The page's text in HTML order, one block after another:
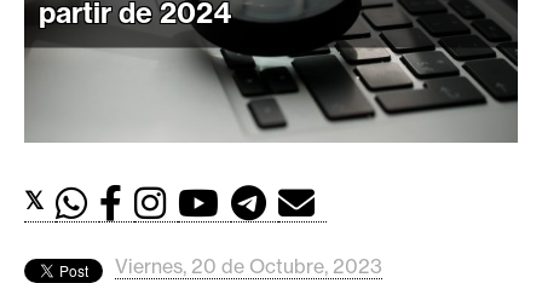
o
o
partir de 2024
𝕏
Viernes, 20 de Octubre, 2023